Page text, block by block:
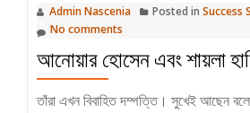
Admin Nascenia Posted in Success
No comments
আনোয়ার হোসেন এবং শায়লা
তাঁরা এখন বিবাহিত দম্পত্তি। সুখেই আছেন